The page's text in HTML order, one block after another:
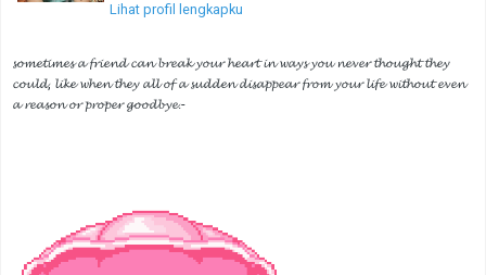
Lihat profil lengkapku
𝓼𝓸𝓶𝓮𝓽𝓲𝓶𝓮𝓼 𝓪 𝓯𝓻𝓲𝓮𝓷𝓭 𝓬𝓪𝓷 𝓫𝓻𝓮𝓪𝓴 𝔂𝓸𝓾𝓻 𝓱𝓮𝓪𝓻𝓽 𝓲𝓷 𝔀𝓪𝔂𝓼 𝔂𝓸𝓾 𝓷𝓮𝓿𝓮𝓻 𝓽𝓱𝓸𝓾𝓰𝓱𝓽 𝓽𝓱𝓮𝔂
𝓬𝓸𝓾𝓵𝓭, 𝓵𝓲𝓴𝓮 𝔀𝓱𝓮𝓷 𝓽𝓱𝓮𝔂 𝓪𝓵𝓵 𝓸𝓯 𝓪 𝓼𝓾𝓭𝓭𝓮𝓷 𝓭𝓲𝓼𝓪𝓹𝓹𝓮𝓪𝓻 𝓯𝓻𝓸𝓶 𝔂𝓸𝓾𝓻 𝓵𝓲𝓯𝓮 𝔀𝓲𝓽𝓱𝓸𝓾𝓽 𝓮𝓿𝓮𝓷
𝓪 𝓻𝓮𝓪𝓼𝓸𝓷 𝓸𝓻 𝓹𝓻𝓸𝓹𝓮𝓻 𝓰𝓸𝓸𝓭𝓫𝔂𝓮.-